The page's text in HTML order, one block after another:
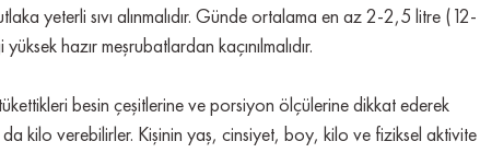
yeterli sıvı alınmalıdır. Günde ortalama en az 2-2,5 litre (12-
hazır meşrubatlardan kaçınılmalıdır.
besin çeşitlerine ve porsiyon ölçülerine dikkat ederek
kilo verebilirler. Kişinin yaş, cinsiyet, boy, kilo ve fiziksel aktivite